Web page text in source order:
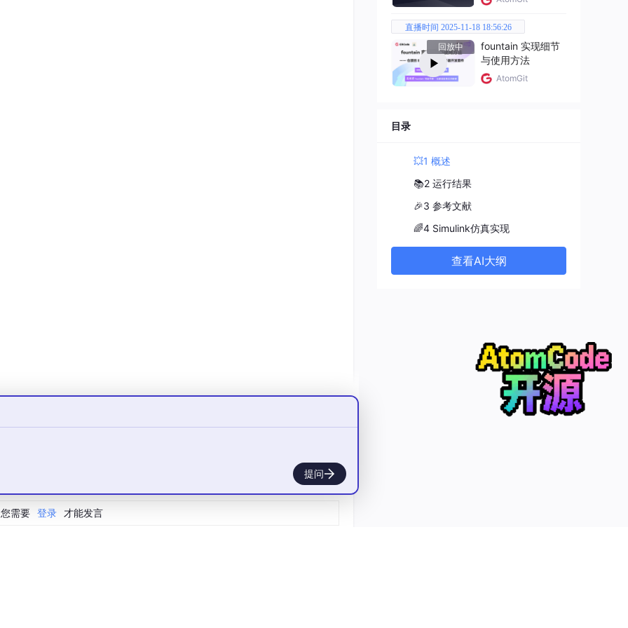
制器，如采用定点运算替代浮点运算。
个子阵列独立优化以减少遮阴耦合效应。
用红外成像仪定位异常温升区域。
您需要 登录 才能发言
提问
直播时间 2025-11-18 18:56:26
回放中
fountain 实现细节
与使用方法
AtomGit
目录
💥1 概述
📚2 运行结果
🎉3 参考文献
🌈4 Simulink仿真实现
查看AI大纲